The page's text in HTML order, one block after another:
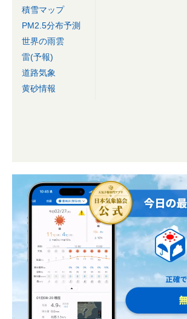
積雪マップ
PM2.5分布予測
世界の雨雲
雷(予報)
道路気象
黄砂情報